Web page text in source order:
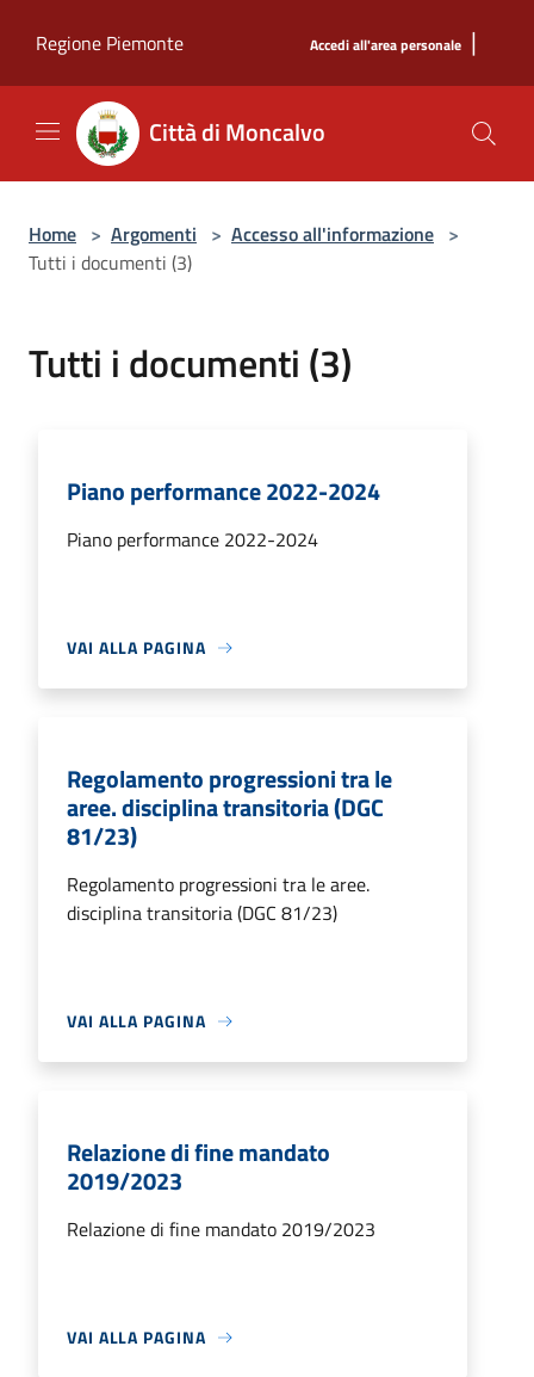
Regione Piemonte
Accedi all'area personale |
Città di Moncalvo
Home > Argomenti > Accesso all'informazione >
Tutti i documenti (3)
Tutti i documenti (3)
Piano performance 2022-2024
Piano performance 2022-2024
VAI ALLA PAGINA
Regolamento progressioni tra le
aree. disciplina transitoria (DGC
81/23)
Regolamento progressioni tra le aree.
disciplina transitoria (DGC 81/23)
VAI ALLA PAGINA
Relazione di fine mandato
2019/2023
Relazione di fine mandato 2019/2023
VAI ALLA PAGINA